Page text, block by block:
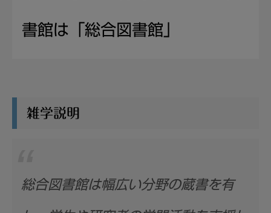
書館は「総合図書館」
雑学説明
総合図書館は幅広い分野の蔵書を有